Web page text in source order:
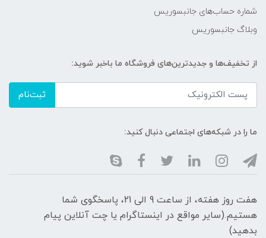
شماره حساب‌های جانبسوریس
وبلاگ جانبسوریس
از تخفیف‌ها و جدیدترین‌های فروشگاه ما باخبر شوید:
ثبت‌نام
ما را در شبکه‌های اجتماعی دنبال کنید:
هفت روز هفته، از ساعت 9 الی 21، پاسخگوی شما
هستیم.(سایر مواقع در اینستاگرام یا چت آنلاین پیام
بدهید)